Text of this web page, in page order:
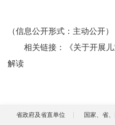
（信息公开形式：主动公开）
相关链接：
《关于开展
解读
省政府及省直单位
国家、省